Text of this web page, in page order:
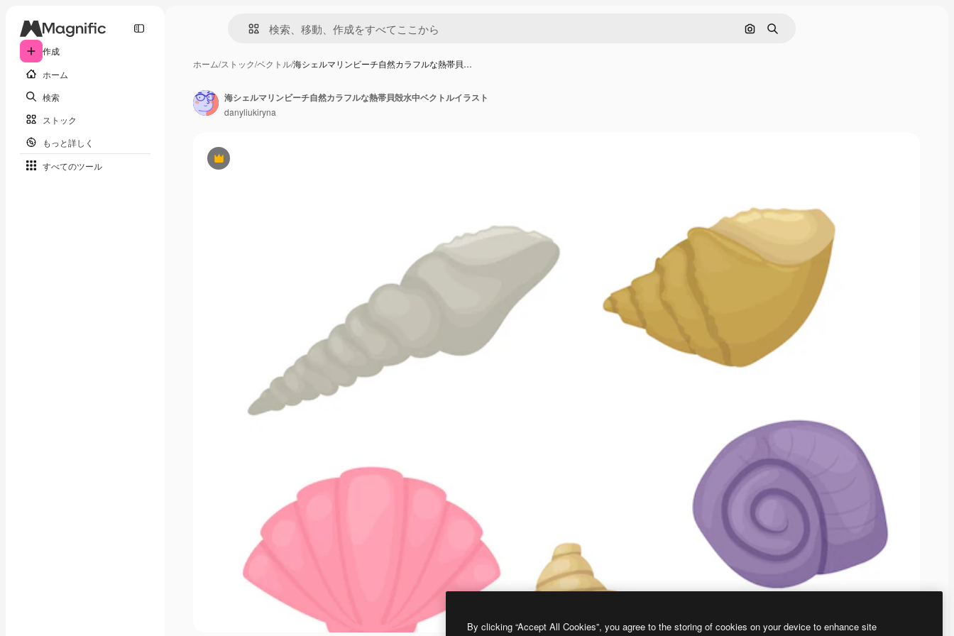
作成
ホーム
検索
ストック
もっと詳しく
すべてのツール
画像で検索
検索
ホーム/ストック/ベクトル/海シェルマリンビーチ自然カラフルな熱帯貝…
Premium
海シェルマリンビーチ自然カラフルな熱帯貝殻水中ベクトルイラスト
danyliukiryna
By clicking “Accept All Cookies”, you agree to the storing of cookies on your device to enhance site